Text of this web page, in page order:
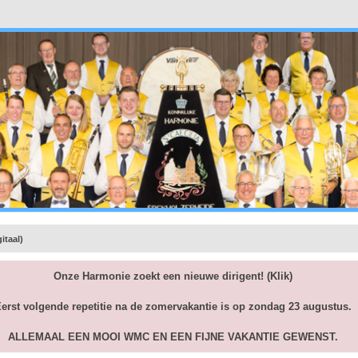
Onze Harmonie zoekt een nieuwe dirigent! (Klik)
volgende repetitie na de zomervakantie is op zondag 23 augustus.
ALLEMAAL EEN MOOI WMC EN EEN FIJNE VAKANTIE GEWENST.